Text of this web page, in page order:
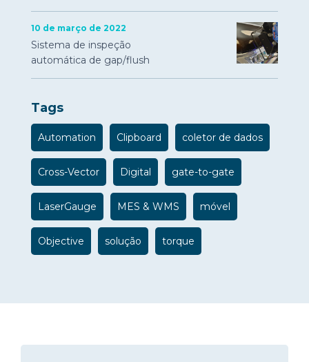
10 de março de 2022
Sistema de inspeção
automática de gap/flush
Tags
Automation Clipboard coletor de dados
Cross-Vector Digital gate-to-gate
LaserGauge MES & WMS móvel
Objective solução torque